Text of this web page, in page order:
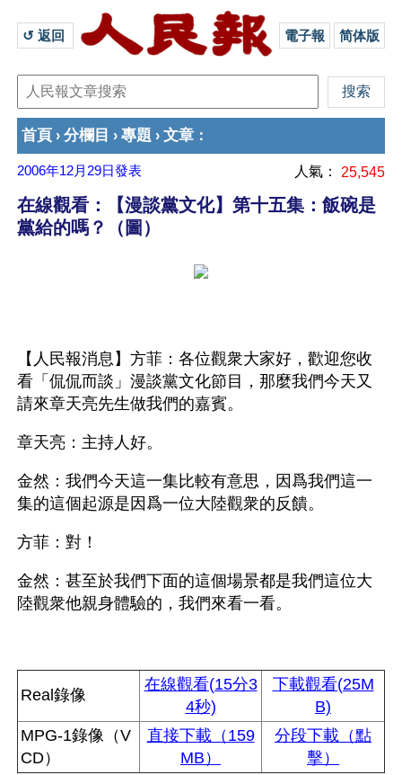
↺ 返回 電子報 简体版
首頁 › 分欄目 › 專題 › 文章 ：
2006年12月29日發表 人氣： 25,545
在線觀看：【漫談黨文化】第十五集：飯碗是
黨給的嗎？（圖）
【人民報消息】方菲：各位觀衆大家好，歡迎您收
看「侃侃而談」漫談黨文化節目，那麼我們今天又
請來章天亮先生做我們的嘉賓。
章天亮：主持人好。
金然：我們今天這一集比較有意思，因爲我們這一
集的這個起源是因爲一位大陸觀衆的反饋。
方菲：對！
金然：甚至於我們下面的這個場景都是我們這位大
陸觀衆他親身體驗的，我們來看一看。
Real錄像
在線觀看(15分3
4秒)
下載觀看(25M
B)
MPG-1錄像（V
CD）
直接下載（159
MB）
分段下載（點
擊）